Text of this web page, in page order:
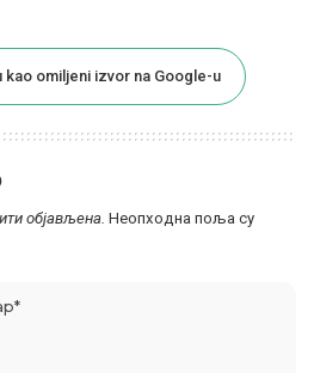
kao omiljeni izvor na Google-u
објављена. Неопходна поља су